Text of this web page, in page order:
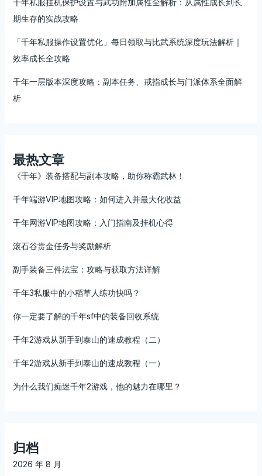
千年私服挂机保护设置与武功附加属性全解析：从属性成长到长
期生存的实战攻略
「千年私服操作设置优化」每日领取与比武系统深度玩法解析｜
效率成长全攻略
千年一层版本深度攻略：副本任务、戒指成长与门派体系全面解
析
最热文章
《千年》装备搭配与副本攻略，助你称霸武林！
千年端游VIP地图攻略：如何进入并最大化收益
千年网游VIP地图攻略：入门指南及挂机心得
滚石谷赏金任务与奖励解析
副手装备三件法宝：攻略与获取方法详解
千年3私服中的小稻草人练功快吗？
你一定要了解的千年sf中的装备回收系统
千年2游戏从新手到泰山的速成教程（二）
千年2游戏从新手到泰山的速成教程（一）
为什么我们痴迷千年2游戏，他的魅力在哪里？
归档
2026 年 8 月